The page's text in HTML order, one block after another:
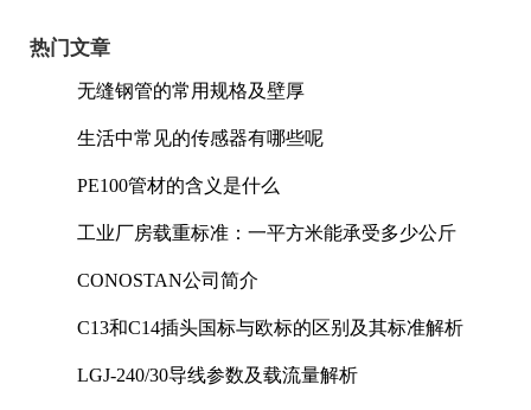
热门文章
无缝钢管的常用规格及壁厚
生活中常见的传感器有哪些呢
PE100管材的含义是什么
工业厂房载重标准：一平方米能承受多少公斤
CONOSTAN公司简介
C13和C14插头国标与欧标的区别及其标准解析
LGJ-240/30导线参数及载流量解析